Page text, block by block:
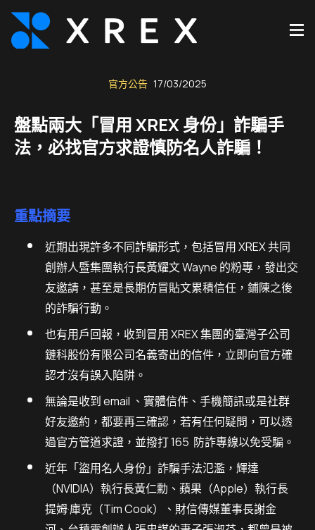
官方公告 17/03/2025
盤點兩大「冒用 XREX 身份」詐騙手
法，必找官方求證慎防名人詐騙！
重點摘要
近期出現許多不同詐騙形式，包括冒用 XREX 共同
創辦人暨集團執行長黃耀文 Wayne 的粉專，發出交
友邀請，甚至是長期仿冒貼文累積信任，鋪陳之後
的詐騙行動。
也有用戶回報，收到冒用 XREX 集團的臺灣子公司
鏈科股份有限公司名義寄出的信件，立即向官方確
認才沒有誤入陷阱。
無論是收到 email 、實體信件、手機簡訊或是社群
好友邀約，都要再三確認，若有任何疑問，可以透
過官方管道求證，並撥打 165 防詐專線以免受騙。
近年「盜用名人身份」詐騙手法氾濫，輝達
（NVIDIA）執行長黃仁勳、蘋果（Apple）執行長
提姆·庫克（Tim Cook）、財信傳媒董事長謝金